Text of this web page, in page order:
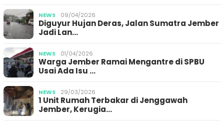
NEWS 09/04/2026
Diguyur Hujan Deras, Jalan Sumatra Jember
Jadi Lan…
NEWS 01/04/2026
Warga Jember Ramai Mengantre di SPBU
Usai Ada Isu …
NEWS 29/03/2026
1 Unit Rumah Terbakar di Jenggawah
Jember, Kerugia…